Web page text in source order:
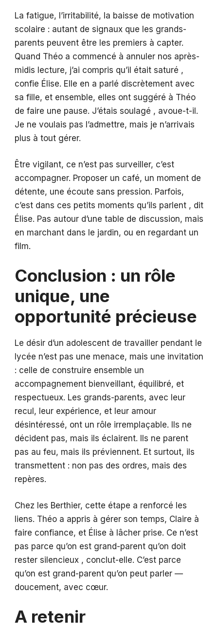
La fatigue, l’irritabilité, la baisse de motivation
scolaire : autant de signaux que les grands-
parents peuvent être les premiers à capter.
Quand Théo a commencé à annuler nos après-
midis lecture, j’ai compris qu’il était saturé ,
confie Élise. Elle en a parlé discrètement avec
sa fille, et ensemble, elles ont suggéré à Théo
de faire une pause. J’étais soulagé , avoue-t-il.
Je ne voulais pas l’admettre, mais je n’arrivais
plus à tout gérer.
Être vigilant, ce n’est pas surveiller, c’est
accompagner. Proposer un café, un moment de
détente, une écoute sans pression. Parfois,
c’est dans ces petits moments qu’ils parlent , dit
Élise. Pas autour d’une table de discussion, mais
en marchant dans le jardin, ou en regardant un
film.
Conclusion : un rôle
unique, une
opportunité précieuse
Le désir d’un adolescent de travailler pendant le
lycée n’est pas une menace, mais une invitation
: celle de construire ensemble un
accompagnement bienveillant, équilibré, et
respectueux. Les grands-parents, avec leur
recul, leur expérience, et leur amour
désintéressé, ont un rôle irremplaçable. Ils ne
décident pas, mais ils éclairent. Ils ne parent
pas au feu, mais ils préviennent. Et surtout, ils
transmettent : non pas des ordres, mais des
repères.
Chez les Berthier, cette étape a renforcé les
liens. Théo a appris à gérer son temps, Claire à
faire confiance, et Élise à lâcher prise. Ce n’est
pas parce qu’on est grand-parent qu’on doit
rester silencieux , conclut-elle. C’est parce
qu’on est grand-parent qu’on peut parler —
doucement, avec cœur.
A retenir